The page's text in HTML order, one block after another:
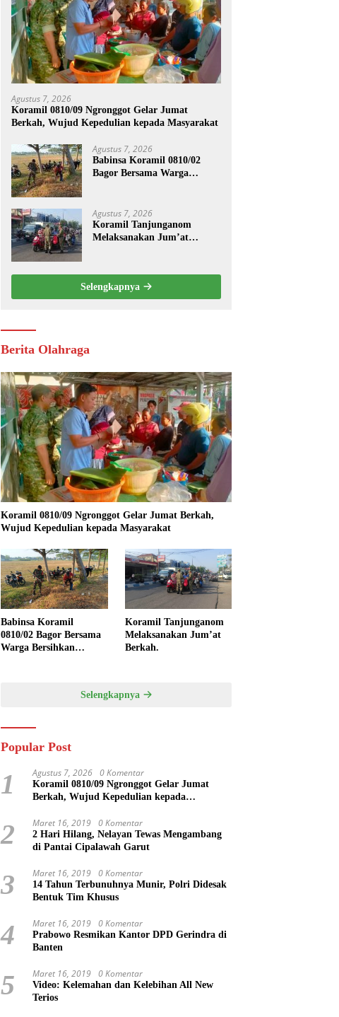
Agustus 7, 2026
Koramil 0810/09 Ngronggot Gelar Jumat
Berkah, Wujud Kepedulian kepada Masyarakat
Agustus 7, 2026
Babinsa Koramil 0810/02
Bagor Bersama Warga
Agustus 7, 2026
Koramil Tanjunganom
Melaksanakan Jum’at
Selengkapnya
Berita Olahraga
Koramil 0810/09 Ngronggot Gelar Jumat Berkah,
Wujud Kepedulian kepada Masyarakat
Babinsa Koramil
0810/02 Bagor Bersama
Warga Bersihkan
Koramil Tanjunganom
Melaksanakan Jum’at
Berkah.
Selengkapnya
Popular Post
1 Agustus 7, 2026 0 Komentar
Koramil 0810/09 Ngronggot Gelar Jumat
Berkah, Wujud Kepedulian kepada
2 Maret 16, 2019 0 Komentar
2 Hari Hilang, Nelayan Tewas Mengambang
di Pantai Cipalawah Garut
3 Maret 16, 2019 0 Komentar
14 Tahun Terbunuhnya Munir, Polri Didesak
Bentuk Tim Khusus
4 Maret 16, 2019 0 Komentar
Prabowo Resmikan Kantor DPD Gerindra di
Banten
5 Maret 16, 2019 0 Komentar
Video: Kelemahan dan Kelebihan All New
Terios